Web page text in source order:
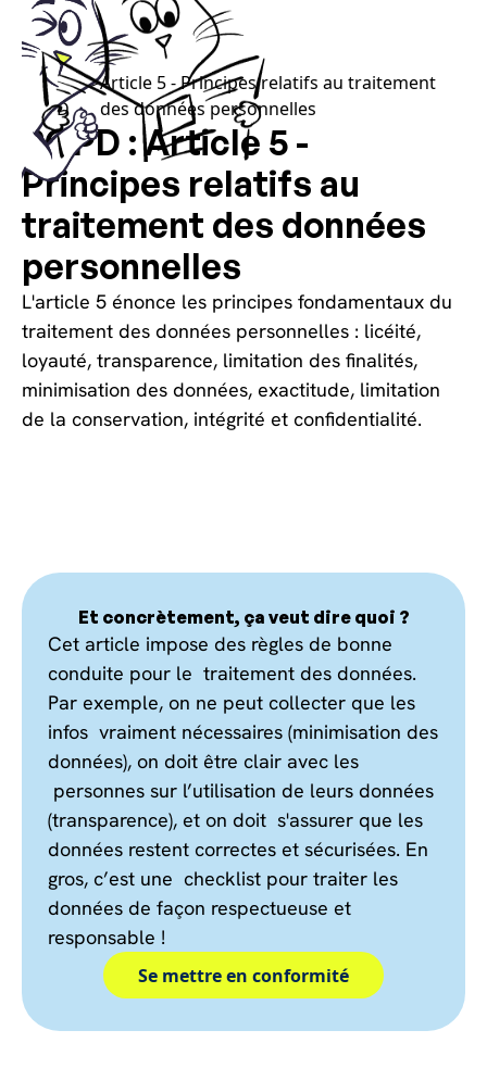
Choisissez vos cookies, sans les calories !
Article
RGPD
>Article 5 - Principes relatifs au traitement
des données personnelles
RGPD : Article 5 -
Principes relatifs au
traitement des données
personnelles
L'article 5 énonce les principes fondamentaux du
traitement des données personnelles : licéité,
loyauté, transparence, limitation des finalités,
minimisation des données, exactitude, limitation
de la conservation, intégrité et confidentialité.
Et concrètement, ça veut dire quoi ?
Cet article impose des règles de bonne
conduite pour le traitement des données.
Par exemple, on ne peut collecter que les
infos vraiment nécessaires (minimisation des
données), on doit être clair avec les
personnes sur l’utilisation de leurs données
(transparence), et on doit s'assurer que les
données restent correctes et sécurisées. En
gros, c’est une checklist pour traiter les
données de façon respectueuse et
responsable !
Se mettre en conformité